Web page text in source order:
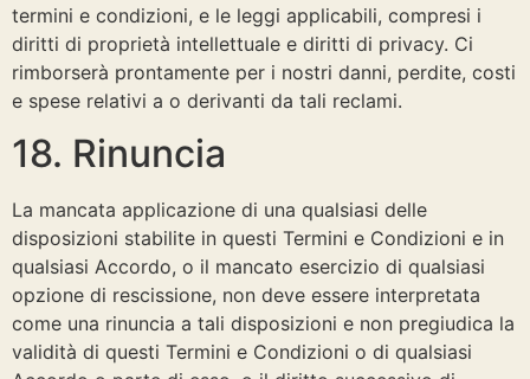
termini e condizioni, e le leggi applicabili, compresi i
diritti di proprietà intellettuale e diritti di privacy. Ci
rimborserà prontamente per i nostri danni, perdite, costi
e spese relativi a o derivanti da tali reclami.
18. Rinuncia
La mancata applicazione di una qualsiasi delle
disposizioni stabilite in questi Termini e Condizioni e in
qualsiasi Accordo, o il mancato esercizio di qualsiasi
opzione di rescissione, non deve essere interpretata
come una rinuncia a tali disposizioni e non pregiudica la
validità di questi Termini e Condizioni o di qualsiasi